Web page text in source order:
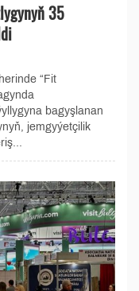
35
“Fit
bagyşlanan
jemgyýetçilik